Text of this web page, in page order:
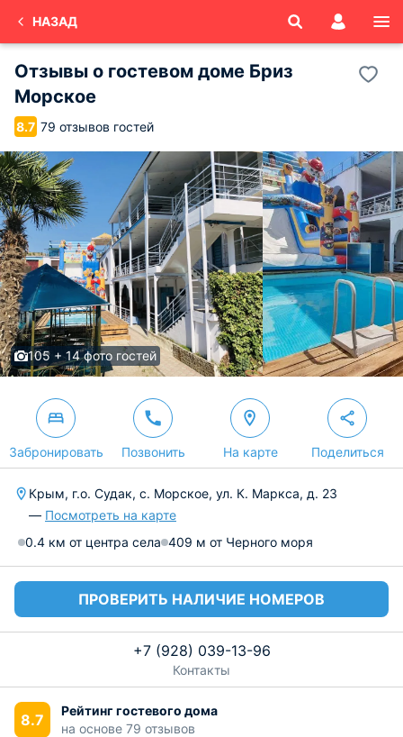
НАЗАД
Отзывы о гостевом доме Бриз
Морское
8.7 79 отзывов гостей
105 + 14 фото гостей
Забронировать Позвонить На карте Поделиться
Крым, г.о. Судак, с. Морское, ул. К. Маркса, д. 23
— Посмотреть на карте
0.4 км от центра села 409 м от Черного моря
ПРОВЕРИТЬ НАЛИЧИЕ НОМЕРОВ
+7 (928) 039-13-96
Контакты
8.7
Рейтинг гостевого дома
на основе 79 отзывов